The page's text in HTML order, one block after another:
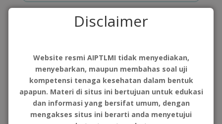
Disclaimer
Website resmi AIPTLMI tidak menyediakan,
menyebarkan, maupun membahas soal uji
kompetensi tenaga kesehatan dalam bentuk
apapun. Materi di situs ini bertujuan untuk edukasi
dan informasi yang bersifat umum, dengan
mengakses situs ini berarti anda menyetujui